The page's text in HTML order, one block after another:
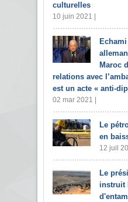
culturelles
10 juin 2021 |
Maroc
relations avec
est un acte « anti-
02 mar 2021 |
Le
en
12 juil
Le
instruit